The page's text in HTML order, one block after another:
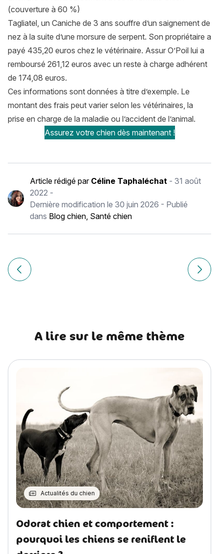
(couverture à 60 %)
Tagliatel, un Caniche de 3 ans souffre d’un saignement de
nez à la suite d’une morsure de serpent. Son propriétaire a
payé 435,20 euros chez le vétérinaire. Assur O’Poil lui a
remboursé 261,12 euros avec un reste à charge adhérent
de 174,08 euros.
Ces informations sont données à titre d’exemple. Le
montant des frais peut varier selon les vétérinaires, la
prise en charge de la maladie ou l’accident de l’animal.
Assurez votre chien dès maintenant !
Article rédigé par Céline Taphaléchat -31 août
2022 -
Dernière modification le30 juin 2026 - Publié
dans Blog chien, Santé chien
Navigation
de
Article précédent Parasites chien : éliminer les puces, les
Article
A lire sur le même thème
Actualités du chien
Odorat chien et comportement :
pourquoi les chiens se reniflent le